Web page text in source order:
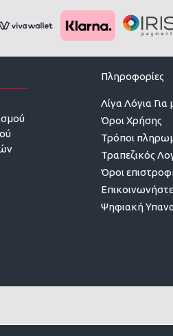
Πληροφορίες
Λίγα Λόγια Για
Όροι Χρήσης
Τρόποι
Τραπεζικός
Όροι
Ψηφιακή